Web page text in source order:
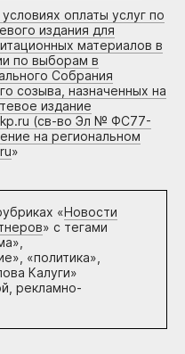
оплаты услуг по
издания для
материалов в
по выборам в
Собрания
созыва, назначенных на
издание
(св-во Эл № ФС77-
на региональном
»
«Новости
» с тегами
«политика»,
Калуги»
рекламно-